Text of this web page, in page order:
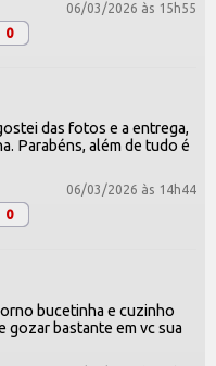
06/03/2026 às 15h55
0
das fotos e a entrega,
Parabéns, além de tudo é
06/03/2026 às 14h44
0
bucetinha e cuzinho
gozar bastante em vc sua